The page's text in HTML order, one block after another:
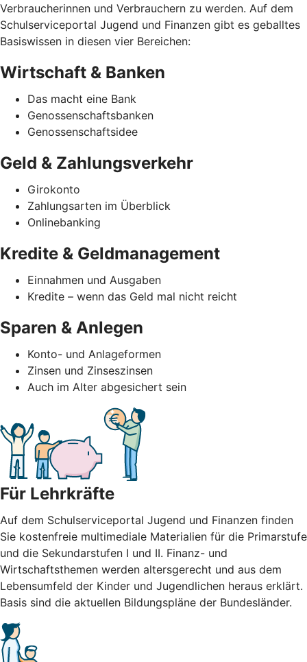
Verbraucherinnen und Verbrauchern zu werden. Auf dem
Schulserviceportal Jugend und Finanzen gibt es geballtes
Basiswissen in diesen vier Bereichen:
Wirtschaft & Banken
Das macht eine Bank
Genossenschaftsbanken
Genossenschaftsidee
Geld & Zahlungsverkehr
Girokonto
Zahlungsarten im Überblick
Onlinebanking
Kredite & Geldmanagement
Einnahmen und Ausgaben
Kredite – wenn das Geld mal nicht reicht
Sparen & Anlegen
Konto- und Anlageformen
Zinsen und Zinseszinsen
Auch im Alter abgesichert sein
Für Lehrkräfte
Auf dem Schulserviceportal Jugend und Finanzen finden
Sie kostenfreie multimediale Materialien für die Primarstufe
und die Sekundarstufen I und II. Finanz- und
Wirtschaftsthemen werden altersgerecht und aus dem
Lebensumfeld der Kinder und Jugendlichen heraus erklärt.
Basis sind die aktuellen Bildungspläne der Bundesländer.